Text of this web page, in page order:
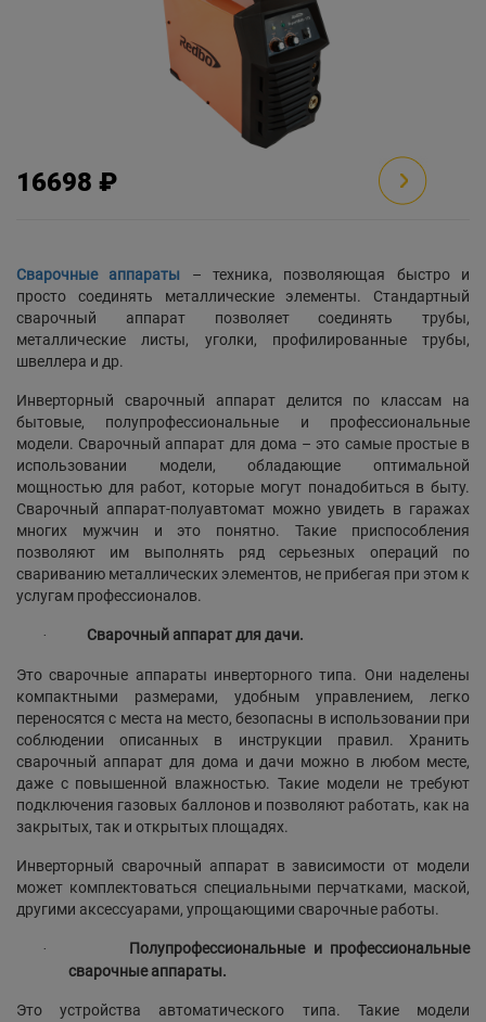
16698 ₽
Сварочные аппараты – техника, позволяющая быстро и
просто соединять металлические элементы. Стандартный
сварочный аппарат позволяет соединять трубы,
металлические листы, уголки, профилированные трубы,
швеллера и др.
Инверторный сварочный аппарат делится по классам на
бытовые, полупрофессиональные и профессиональные
модели. Сварочный аппарат для дома – это самые простые в
использовании модели, обладающие оптимальной
мощностью для работ, которые могут понадобиться в быту.
Сварочный аппарат-полуавтомат можно увидеть в гаражах
многих мужчин и это понятно. Такие приспособления
позволяют им выполнять ряд серьезных операций по
свариванию металлических элементов, не прибегая при этом к
услугам профессионалов.
· Сварочный аппарат для дачи.
Это сварочные аппараты инверторного типа. Они наделены
компактными размерами, удобным управлением, легко
переносятся с места на место, безопасны в использовании при
соблюдении описанных в инструкции правил. Хранить
сварочный аппарат для дома и дачи можно в любом месте,
даже с повышенной влажностью. Такие модели не требуют
подключения газовых баллонов и позволяют работать, как на
закрытых, так и открытых площадях.
Инверторный сварочный аппарат в зависимости от модели
может комплектоваться специальными перчатками, маской,
другими аксессуарами, упрощающими сварочные работы.
·
Полупрофессиональные и профессиональные
сварочные аппараты.
Это устройства автоматического типа. Такие модели